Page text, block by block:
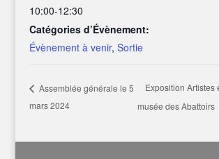
10:00-12:30
Catégories d’Évènement:
Évènement à venir,Sortie
Assemblée générale le 5
mars 2024
Exposition Artistes
musée des Abattoirs